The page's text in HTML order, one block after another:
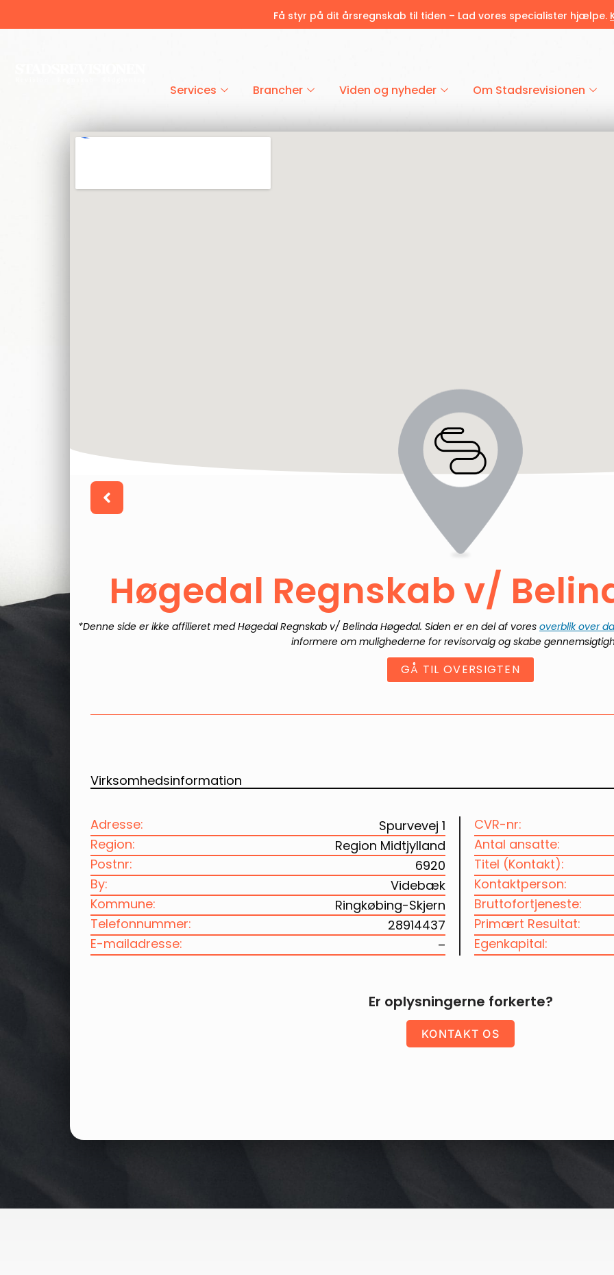
Få styr på dit årsregnskab til tiden – Lad vores specialister hjælpe.
Services Brancher Viden og nyheder Om Stadsrevisionen
Høgedal Regnskab v/
*Denne side er ikke affilieret medHøgedal Regnskab v/ Belinda Høgedal. Siden er en del af vores overblik over
informere om mulighederne for revisorvalg og skabe
GÅ TIL OVERSIGTEN
Virksomhedsinformation
Adresse:
Spurvevej 1
Region:
Region Midtjylland
Postnr:
6920
By:
Videbæk
Kommune:
Ringkøbing-Skjern
Telefonnummer:
28914437
E-mailadresse:
–
CVR-nr:
Antal ansatte:
Titel (Kontakt):
Kontaktperson:
Bruttofortjeneste:
Primært Resultat:
Egenkapital:
Er oplysningerne forkerte?
KONTAKT OS